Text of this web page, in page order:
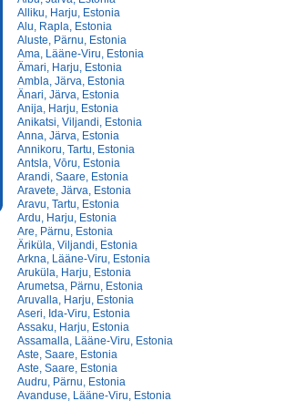
Alliku, Harju, Estonia
Alu, Rapla, Estonia
Aluste, Pärnu, Estonia
Ama, Lääne-Viru, Estonia
Ämari, Harju, Estonia
Ambla, Järva, Estonia
Änari, Järva, Estonia
Anija, Harju, Estonia
Anikatsi, Viljandi, Estonia
Anna, Järva, Estonia
Annikoru, Tartu, Estonia
Antsla, Vōru, Estonia
Arandi, Saare, Estonia
Aravete, Järva, Estonia
Aravu, Tartu, Estonia
Ardu, Harju, Estonia
Are, Pärnu, Estonia
Äriküla, Viljandi, Estonia
Arkna, Lääne-Viru, Estonia
Aruküla, Harju, Estonia
Arumetsa, Pärnu, Estonia
Aruvalla, Harju, Estonia
Aseri, Ida-Viru, Estonia
Assaku, Harju, Estonia
Assamalla, Lääne-Viru, Estonia
Aste, Saare, Estonia
Aste, Saare, Estonia
Audru, Pärnu, Estonia
Avanduse, Lääne-Viru, Estonia